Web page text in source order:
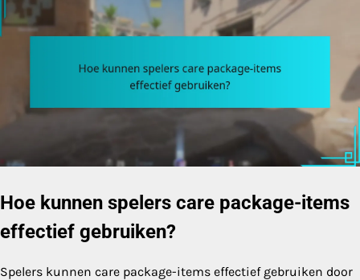
Hoe kunnen spelers care package-items
effectief gebruiken?
Spelers kunnen care package-items effectief gebruiken door